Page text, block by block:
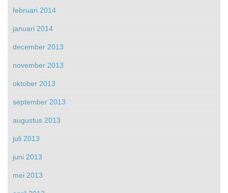
februari 2014
januari 2014
december 2013
november 2013
oktober 2013
september 2013
augustus 2013
juli 2013
juni 2013
mei 2013